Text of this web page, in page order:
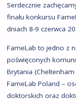
Serdecznie
finału konkursu
dniach 8-9 czerwca
FameLab to jedno z
poświęconych
Brytania
FameLab Poland –
doktorskich oraz